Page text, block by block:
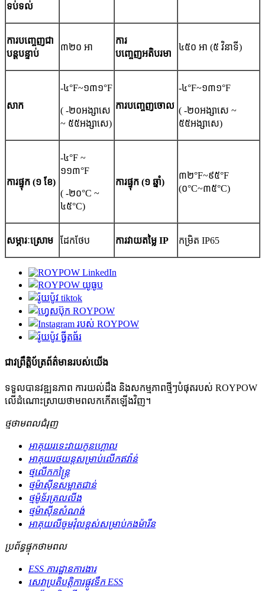
ទប់ទល់
ការបញ្ចេញជា
បន្តបន្ទាប់
៣២០ អា
ការ
បញ្ចេញអតិបរមា
៤៥០ អា (៥ វិនាទី)
សាក
-៤°F~១៣១°F
( -២០អង្សាសេ
~ ៥៥អង្សាសេ)
ការបញ្ចេញចោល
-៤°F~១៣១°F
( -២០អង្សាសេ ~
៥៥អង្សាសេ)
ការផ្ទុក (១ ខែ)
-៤°F ~
១១៣°F
( -២០°C ~
៤៥°C)
ការផ្ទុក (១ ឆ្នាំ)
៣២°F~៩៥°F
(០°C~៣៥°C)
សម្ភារៈស្រោម ដែកថែប ការវាយតម្លៃ IP កម្រិត IP65
ជាវព្រឹត្តិប័ត្រព័ត៌មានរបស់យើង
ទទួលបានវឌ្ឍនភាព ការយល់ដឹង និងសកម្មភាពថ្មីៗបំផុតរបស់ ROYPOW
លើដំណោះស្រាយថាមពលកកើតឡើងវិញ។
ថ្មថាមពលជំរុញ
អាគុយរទេះវាយកូនហ្គោល
អាគុយរថយន្តសម្រាប់លើកឥវ៉ាន់
ថ្មលើកកន្ត្រៃ
ថ្មម៉ាស៊ីនសម្អាតជាន់
ថ្មម៉ូទ័រត្រលលីង
ថ្មម៉ាស៊ីនសំណង់
អាគុយលីចូមវ៉ុលខ្ពស់សម្រាប់កងម៉ារីន
ប្រព័ន្ធផ្ទុកថាមពល
ESS ការដ្ឋានការងារ
សេវា​ប្រតិបត្តិការ​ផ្លូវទឹក ESS